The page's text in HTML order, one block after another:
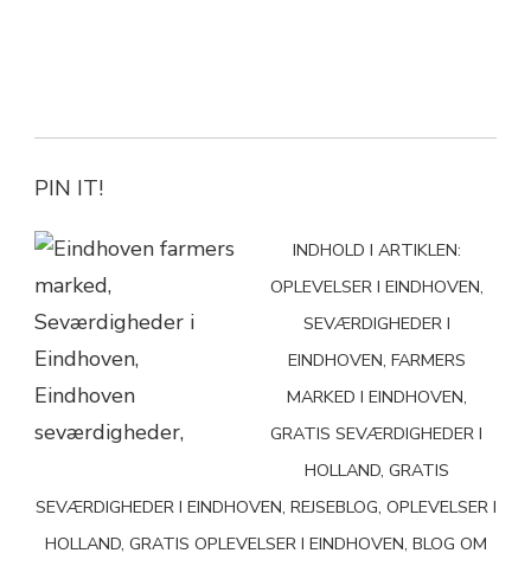
PIN IT!
INDHOLD I ARTIKLEN:
OPLEVELSER I EINDHOVEN,
SEVÆRDIGHEDER I
EINDHOVEN, FARMERS
MARKED I EINDHOVEN,
GRATIS SEVÆRDIGHEDER I
HOLLAND, GRATIS
SEVÆRDIGHEDER I EINDHOVEN, REJSEBLOG, OPLEVELSER I
HOLLAND, GRATIS OPLEVELSER I EINDHOVEN, BLOG OM